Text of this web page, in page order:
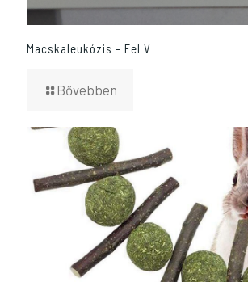
Macskaleukózis – FeLV
Bővebben